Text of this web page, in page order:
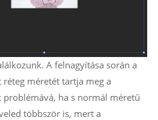
A felnagyítása során a
méretét tartja meg a
problémává, ha s normál méretű
többször is, mert a